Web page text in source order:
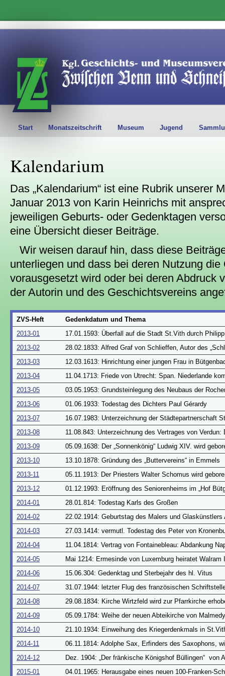
Start Monatszeitschrift Museum Jugend
Kalendarium
Das „Kalendarium“ ist eine Rubrik unserer
Januar 2013 von Karin Heinrichs mit
jeweiligen Geburts- oder Gedenktagen
eine Übersicht dieser Beiträge.
Wir weisen darauf hin, dass diese
unterliegen und dass bei deren Nutzung die
vorausgesetzt wird oder bei deren Abdruck
der Autorin und des Geschichtsvereins
ZVS-Heft
Gedenkdatum und Thema
2013-01
17.01.1593: Überfall auf die Stadt St.Vith durch
2013-02
28.02.1833: Alfred Graf von Schlieffen, Autor des
2013-03
12.03.1613: Hinrichtung einer jungen Frau in
2013-04
11.04.1713: Friede von Utrecht: Span. Niederlande
2013-05
03.05.1953: Grundsteinlegung des Neubaus der
2013-06
01.06.1933: Todestag des Dichters Paul Gérardy
2013-07
16.07.1983: Unterzeichnung der Städtepartnerschaft
2013-08
11.08.843: Unterzeichnung des Vertrages von
2013-09
05.09.1638: Der „Sonnenkönig“ Ludwig XIV. wird
2013-10
13.10.1878: Gründung des „Buttervereins“ in Emmels
2013-11
05.11.1913: Der Priesters Walter Schomus wird
2013-12
01.12.1993: Eröffnung des Seniorenheims im „Hof
2014-01
28.01.814: Todestag Karls des Großen
2014-02
22.02.1914: Geburtstag des Malers und Glaskünstlers
2014-03
27.03.1414: vermutl. Todestag des Peter von
2014-04
11.04.1814: Vertrag von Fontainebleau: Abdankung
2014-05
Mai 1214: Ermesinde von Luxemburg heiratet Walram
2014-06
15.06.304: Gedenktag und Sterbejahr des hl. Vitus
2014-07
31.07.1944: letzter Flug des französischen
2014-08
29.08.1834: Kirche Wirtzfeld wird zur Pfarrkirche
2014-09
05.09.1784: Weihe der neuen Abteikirche von Malmedy
2014-10
21.10.1934: Einweihung des Kriegerdenkmals in
2014-11
06.11.1814: Adolphe Sax, Erfinders des Saxophons,
2014-12
Dez. 1904: „Der fränkische Königshof Büllingen“ von
2015-01
04.01.1965: Herausgabe eines neuen 100-Franken-